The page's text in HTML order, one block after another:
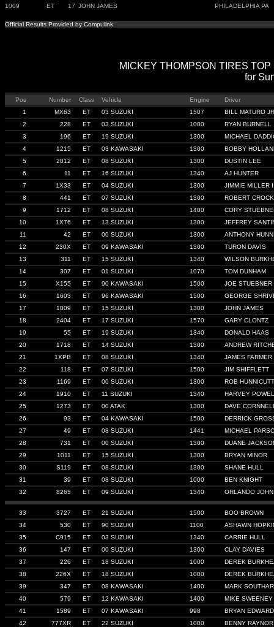
1009 ET 17 JOHN JAMES PHILADELPHIA PA
Official Results Provided by Compulink
MICKEY THOMPSON TIRES
for
Pos Number Class Vehicle Engine
Driver
1
MX63 ET 03 SUZUKI 1507
BILL MATURO JR
2
228 ET 03 SUZUKI 1000
RYAN BURNELL
3
196 ET 19 SUZUKI 1300
MICHAEL
4
1215 ET 03 KAWASAKI 1300
BOBBY
5
2012 ET 08 SUZUKI 1300
DUSTIN LEE
6
11 ET 16 SUZUKI 1340
AJ HUNTER
7
1X33 ET 04 SUZUKI 1300
JIMMIE MILLER
8
441 ET 07 SUZUKI 1300
ROBERT
9
1712 ET 08 SUZUKI 1400
CORY
10
1X76 ET 13 SUZUKI 1300
JEFFREY
11
42 ET 00 SUZUKI 1300
ANTHONY
12
230X ET 09 KAWASAKI 1300
TURON DAVIS
13
311 ET 15 SUZUKI 1340
WILSON
14
307 ET 01 SUZUKI 1070
TOM DUNHAM
15
X155 ET 90 KAWASAKI 1500
JOE STUEBNER
16
1603 ET 96 KAWASAKI 1500
GEORGE
17
1009 ET 15 SUZUKI 1300
JOHN JAMES
18
2404 ET 17 SUZUKI 1570
GARY CLONTZ
19
55 ET 19 SUZUKI 1340
DONALD HAAS
20
1718 ET 14 SUZUKI 1300
ANDREW
21
1XPB ET 08 SUZUKI 1340
JAMES FARMER
22
118 ET 07 SUZUKI 1500
JIM SHIFFLETT
23
1169 ET 00 SUZUKI 1300
ROB HUNNICUTT
24
1910 ET 11 SUZUKI 1340
HARVEY
25
1273 ET 00 ATAK 1300
DAVE
26
93 ET 04 KAWASAKI 1500
DERRICK
27
49 ET 08 SUZUKI 1441
MICHAEL
28
731 ET 00 SUZUKI 1300
DUANE
29
1011 ET 15 SUZUKI 1300
BRYAN MINOR
30
S119 ET 08 SUZUKI 1300
SHANE HULL
31
39 ET 08 SUZUKI 1000
BEN KNIGHT
32
8265 ET 09 SUZUKI 1340 ORLANDO
33 3727 ET 21 SUZUKI 1500
BOO BROWN
34
530 ET 90 SUZUKI 1100
ASHAWN
35
C915 ET 03 SUZUKI 1340
CARRIE HULL
36
147 ET 00 SUZUKI 1300
CLAY DAVIES
37
226 ET 18 SUZUKI 1000
DEREK
38
226X ET 18 SUZUKI 1000
DEREK
39
347 ET 08 KAWASAKI 1400
MARK
40
579 ET 12 KAWASAKI 1400
MIKE SWEENEY
41
1589 ET 07 KAWASAKI 998
BRYAN
42
777XR ET 22 SUZUKI 1000
BENNY RAYNOR